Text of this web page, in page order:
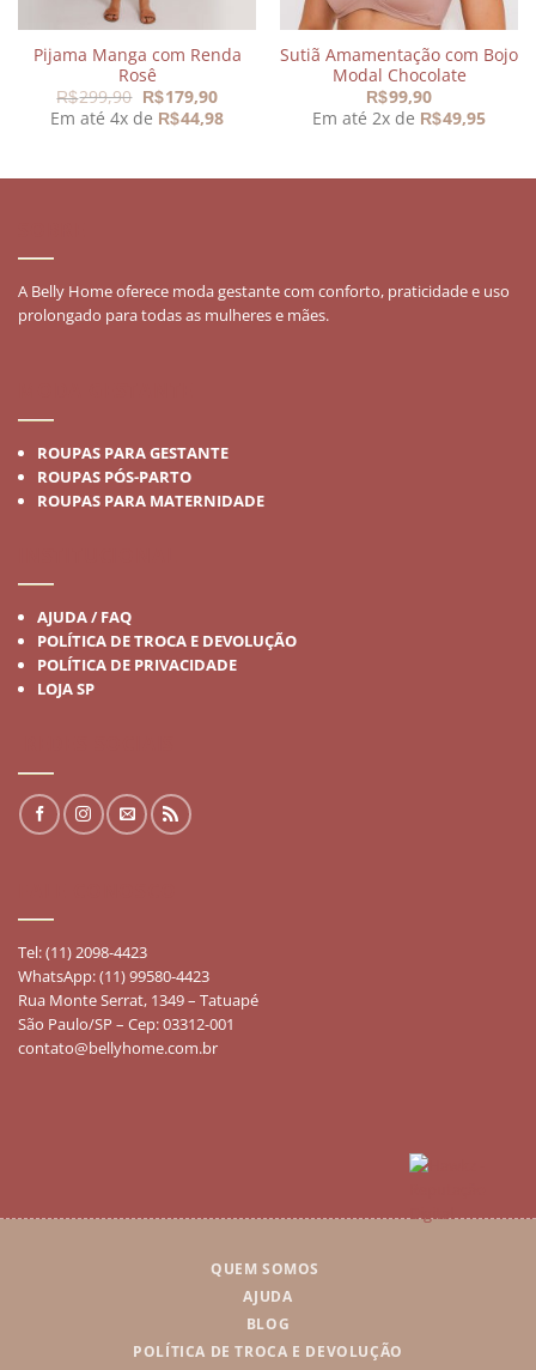
Pijama Manga com Renda
Rosê
R$299,90 O
preço
original
R$179,90O
preço
atual
Em até 4x de R$44,98
Sutiã Amamentação com Bojo
Modal Chocolate
R$99,90
Em até 2x de R$49,95
A Belly Home oferece moda gestante com conforto, praticidade e uso
prolongado para todas as mulheres e mães.
ROUPAS PARA GESTANTE
ROUPAS PÓS-PARTO
ROUPAS PARA MATERNIDADE
AJUDA / FAQ
POLÍTICA DE TROCA E DEVOLUÇÃO
POLÍTICA DE PRIVACIDADE
LOJA SP
Tel: (11) 2098-4423
WhatsApp: (11) 99580-4423
Rua Monte Serrat, 1349 – Tatuapé
São Paulo/SP – Cep: 03312-001
contato@bellyhome.com.br
QUEM SOMOS
AJUDA
BLOG
POLÍTICA DE TROCA E DEVOLUÇÃO